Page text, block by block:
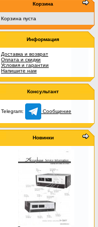
Корзина
Корзина пуста
Информация
Доставка и возврат
Оплата и скидки
Условия и гарантии
Напишите нам
Консультант
Telegram: Сообщение
Новинки